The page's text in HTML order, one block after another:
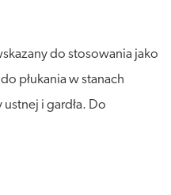
do stosowania jako
płukania w stanach
i gardła. Do